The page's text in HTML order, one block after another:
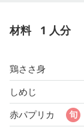
材料 1 人分
鶏ささ身
しめじ
赤パプリカ